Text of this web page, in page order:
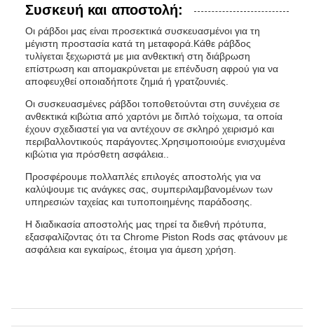
Συσκευή και αποστολή:
Οι ράβδοι μας είναι προσεκτικά συσκευασμένοι για τη
μέγιστη προστασία κατά τη μεταφορά.Κάθε ράβδος
τυλίγεται ξεχωριστά με μια ανθεκτική στη διάβρωση
επίστρωση και απομακρύνεται με επένδυση αφρού για να
αποφευχθεί οποιαδήποτε ζημιά ή γρατζουνιές.
Οι συσκευασμένες ράβδοι τοποθετούνται στη συνέχεια σε
ανθεκτικά κιβώτια από χαρτόνι με διπλό τοίχωμα, τα οποία
έχουν σχεδιαστεί για να αντέχουν σε σκληρό χειρισμό και
περιβαλλοντικούς παράγοντες.Χρησιμοποιούμε ενισχυμένα
κιβώτια για πρόσθετη ασφάλεια..
Προσφέρουμε πολλαπλές επιλογές αποστολής για να
καλύψουμε τις ανάγκες σας, συμπεριλαμβανομένων των
υπηρεσιών ταχείας και τυποποιημένης παράδοσης.
Η διαδικασία αποστολής μας τηρεί τα διεθνή πρότυπα,
εξασφαλίζοντας ότι τα Chrome Piston Rods σας φτάνουν με
ασφάλεια και εγκαίρως, έτοιμα για άμεση χρήση.